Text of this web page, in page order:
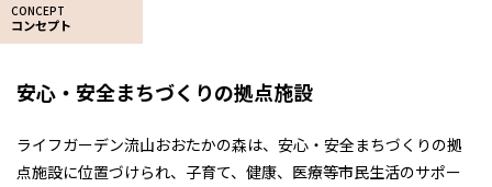
CONCEPT
コンセプト
安心・安全まちづくりの拠点施設
ライフガーデン流山おおたかの森は、安心・安全まちづくりの拠
点施設に位置づけられ、子育て、健康、医療等市民生活のサポー